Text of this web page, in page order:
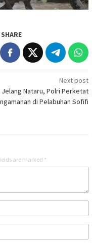
SHARE
Next post
Jelang Nataru, Polri Perketat
di Pelabuhan Sofifi
are marked *